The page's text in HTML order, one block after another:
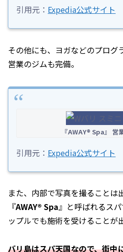
引用元： Expedia公式サイト
その他にも、ヨガなどのプログ
営業のジムも完備。
『AWAY® Spa』 営
引用元： Expedia公式サイト
また、内部で写真を撮ることは
『AWAY® Spa』と呼ばれるス
ップルでも施術を受けることが
バリ島はスパ天国なので、街中